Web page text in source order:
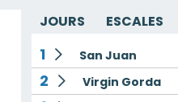
JOURS ESCALES
1 San Juan
2 Virgin Gorda